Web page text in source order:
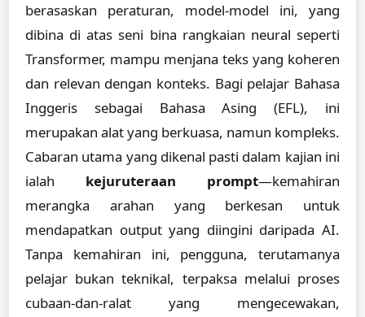
berasaskan peraturan, model-model ini, yang
dibina di atas seni bina rangkaian neural seperti
Transformer, mampu menjana teks yang koheren
dan relevan dengan konteks. Bagi pelajar Bahasa
Inggeris sebagai Bahasa Asing (EFL), ini
merupakan alat yang berkuasa, namun kompleks.
Cabaran utama yang dikenal pasti dalam kajian ini
ialah kejuruteraan prompt—kemahiran
merangka arahan yang berkesan untuk
mendapatkan output yang diingini daripada AI.
Tanpa kemahiran ini, pengguna, terutamanya
pelajar bukan teknikal, terpaksa melalui proses
cubaan-dan-ralat yang mengecewakan,